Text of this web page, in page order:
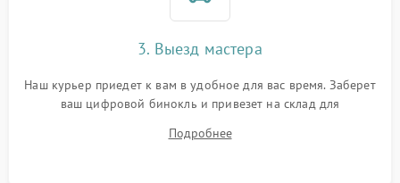
3. Выезд мастера
Наш курьер приедет к вам в удобное для вас время. Заберет
ваш цифровой бинокль и привезет на склад для
Подробнее